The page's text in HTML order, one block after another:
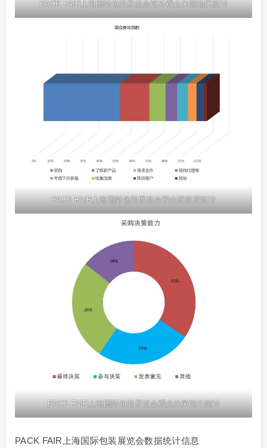
PACK FAIR上海国际包装展览会境外观众来源地区统计
PACK FAIR上海国际包装展览会观众满意度统计
PACK FAIR上海国际包装展览会观众决策能力统计
PACK FAIR上海国际包装展览会数据统计信息